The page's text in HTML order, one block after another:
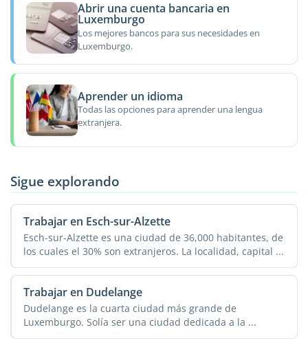
Abrir una cuenta bancaria en
Luxemburgo
Los mejores bancos para sus necesidades en
Luxemburgo.
Aprender un idioma
Todas las opciones para aprender una lengua
extranjera.
Sigue explorando
Trabajar en Esch-sur-Alzette
Esch-sur-Alzette es una ciudad de 36,000 habitantes, de
los cuales el 30% son extranjeros. La localidad, capital ...
Trabajar en Dudelange
Dudelange es la cuarta ciudad más grande de
Luxemburgo. Solía ser una ciudad dedicada a la ...